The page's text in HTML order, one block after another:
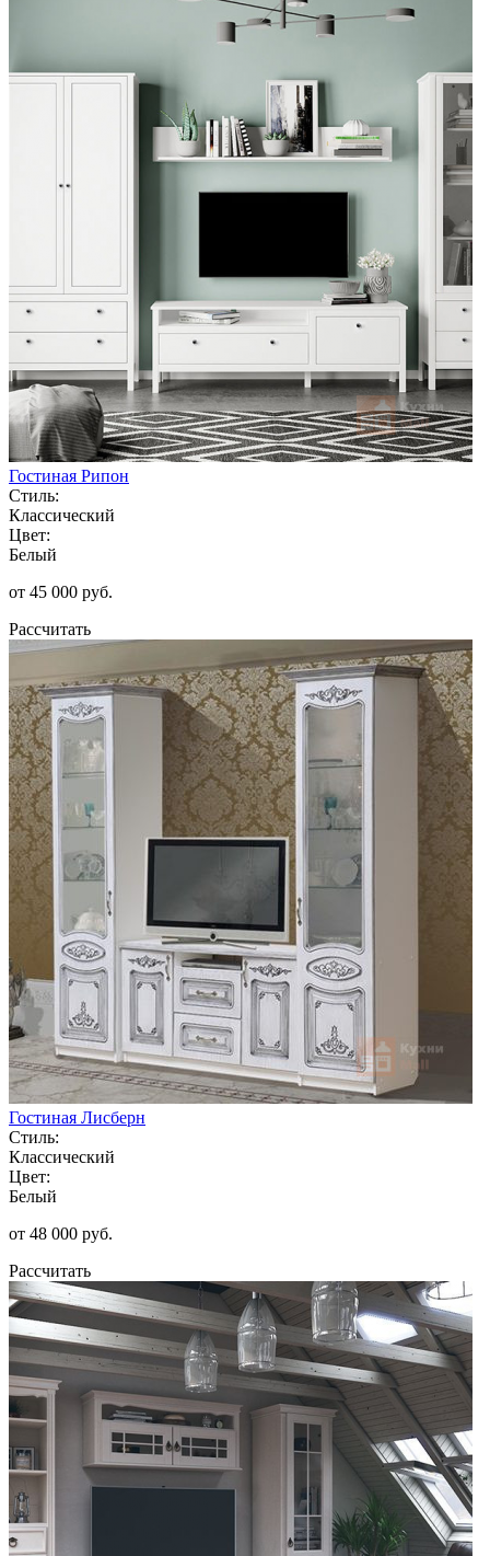
Гостиная Рипон
Стиль:
Классический
Цвет:
Белый
от 45 000 руб.
Рассчитать
Гостиная Лисберн
Стиль:
Классический
Цвет:
Белый
от 48 000 руб.
Рассчитать